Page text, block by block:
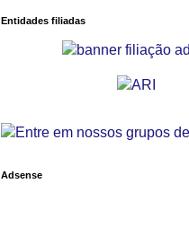
Entidades filiadas
Adsense